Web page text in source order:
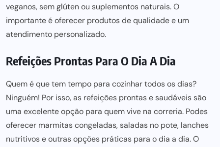
veganos, sem glúten ou suplementos naturais. O
importante é oferecer produtos de qualidade e um
atendimento personalizado.
Refeições Prontas Para O Dia A Dia
Quem é que tem tempo para cozinhar todos os dias?
Ninguém! Por isso, as refeições prontas e saudáveis são
uma excelente opção para quem vive na correria. Podes
oferecer marmitas congeladas, saladas no pote, lanches
nutritivos e outras opções práticas para o dia a dia. O